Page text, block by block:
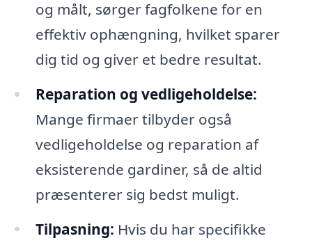
og målt, sørger fagfolkene for en
effektiv ophængning, hvilket sparer
dig tid og giver et bedre resultat.
Reparation og vedligeholdelse:
Mange firmaer tilbyder også
vedligeholdelse og reparation af
eksisterende gardiner, så de altid
præsenterer sig bedst muligt.
Tilpasning: Hvis du har specifikke